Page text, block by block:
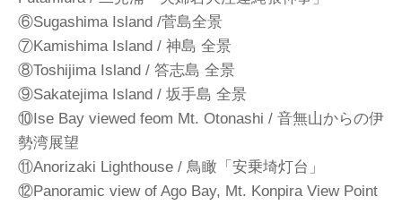
⑥Sugashima Island /菅島全景
⑦Kamishima Island / 神島 全景
⑧Toshijima Island / 答志島 全景
⑨Sakatejima Island / 坂手島 全景
⑩Ise Bay viewed feom Mt. Otonashi / 音無山からの伊
勢湾展望
⑪Anorizaki Lighthouse / 鳥瞰「安乗埼灯台」
⑫Panoramic view of Ago Bay, Mt. Konpira View Point